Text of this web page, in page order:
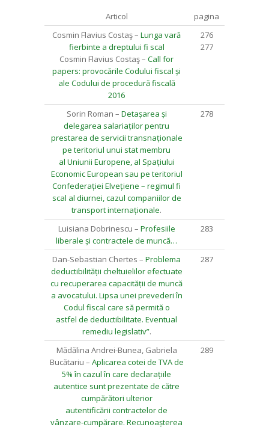
Articol
pagina
Cosmin Flavius Costaş – Lunga vară
fierbinte a dreptului fi scal
Cosmin Flavius Costaş – Call for
papers: provocările Codului fiscal și
ale Codului de procedură fiscală
2016
276
277
Sorin Roman – Detașarea și
delegarea salariaților pentru
prestarea de servicii transnaționale
pe teritoriul unui stat membru
al Uniunii Europene, al Spațiului
Economic European sau pe teritoriul
Confederației Elvețiene – regimul fi
scal al diurnei, cazul companiilor de
transport internaționale.
278
Luisiana Dobrinescu – Profesiile
liberale și contractele de muncă…
283
Dan-Sebastian Chertes – Problema
deductibilității cheltuielilor efectuate
cu recuperarea capacității de muncă
a avocatului. Lipsa unei prevederi în
Codul fiscal care să permită o
astfel de deductibilitate. Eventual
remediu legislativ”.
287
Mădălina Andrei-Bunea, Gabriela
Bucătariu – Aplicarea cotei de TVA de
5% în cazul în care declarațiile
autentice sunt prezentate de către
cumpărători ulterior
autentificării contractelor de
vânzare-cumpărare. Recunoașterea
289